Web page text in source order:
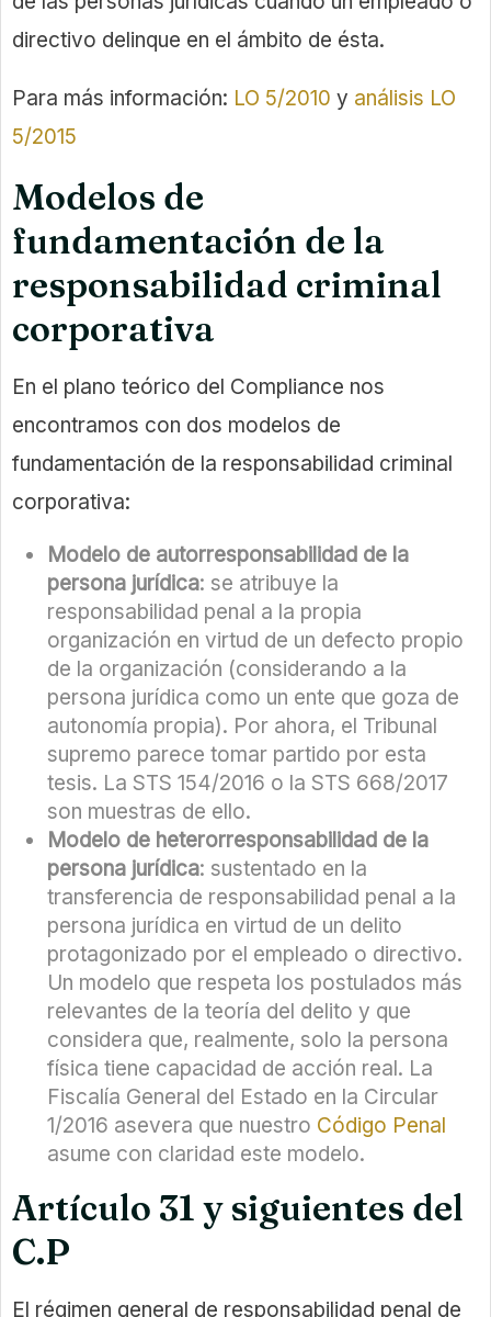
directivo delinque en el ámbito de ésta.
Para más información: LO 5/2010 y análisis LO
5/2015
Modelos de
fundamentación de la
responsabilidad criminal
corporativa
En el plano teórico del Compliance nos
encontramos con dos modelos de
fundamentación de la responsabilidad criminal
corporativa:
Modelo de autorresponsabilidad de la
persona jurídica: se atribuye la
responsabilidad penal a la propia
organización en virtud de un defecto propio
de la organización (considerando a la
persona jurídica como un ente que goza de
autonomía propia). Por ahora, el Tribunal
supremo parece tomar partido por esta
tesis. La STS 154/2016 o la STS 668/2017
son muestras de ello.
Modelo de heterorresponsabilidad de la
persona jurídica: sustentado en la
transferencia de responsabilidad penal a la
persona jurídica en virtud de un delito
protagonizado por el empleado o directivo.
Un modelo que respeta los postulados más
relevantes de la teoría del delito y que
considera que, realmente, solo la persona
física tiene capacidad de acción real. La
Fiscalía General del Estado en la Circular
1/2016 asevera que nuestro Código Penal
asume con claridad este modelo.
Artículo 31 y siguientes del
C.P
El régimen general de responsabilidad penal de